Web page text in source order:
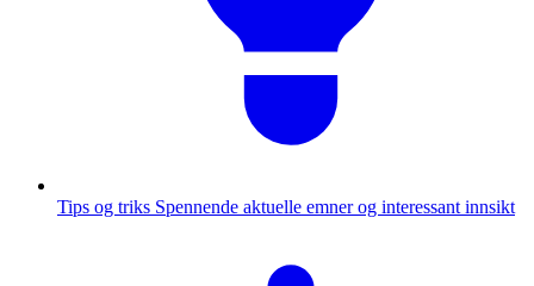
Tips og triks Spennende aktuelle emner og interessant innsikt